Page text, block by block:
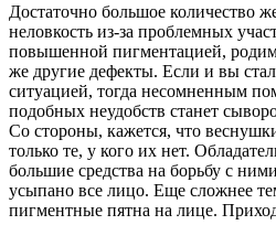
Достаточно большое количество
неловкость из-за проблемных
повышенной пигментацией,
же другие дефекты. Если и вы
ситуацией, тогда несомненным
подобных неудобств станет
Со стороны, кажется, что
только те, у кого их нет.
большие средства на борьбу с
усыпано все лицо. Еще сложнее
пигментные пятна на лице.